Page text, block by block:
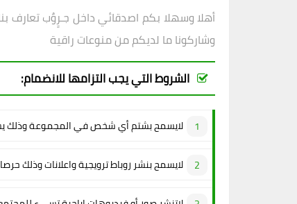
أهلا وسهلا بكم اصدقائي داخل جـرٍوٌبتعارف
وشاركونا ما لديكم من منوعات راقية
الشروط التي يجب التزامها للانضمام:
لايسمح بشتم أي شخص في المجموعة وذلك
لايسمح بنشر روباط ترويجية واعلانات وذلك